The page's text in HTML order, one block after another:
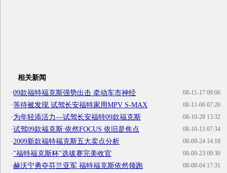
相关新闻
08-11-17 09:06
·09款福特福克斯强势出击 牵动车市神经
08-11-06 07:26
·等待被发现 试驾长安福特家用MPV S-MAX
08-10-28 13:32
·为年轻添活力—试驾长安福特09款福克斯
08-10-13 07:34
·试驾09款福克斯:依然FOCUS 依旧是焦点
08-09-24 14:18
·2009新款福特福克斯五大卖点分析
08-09-23 09:30
·"福特福克斯杯"选拔赛完美收官
08-08-04 17:31
·赫沃宁勇夺芬兰亚军 福特福克斯依然领跑